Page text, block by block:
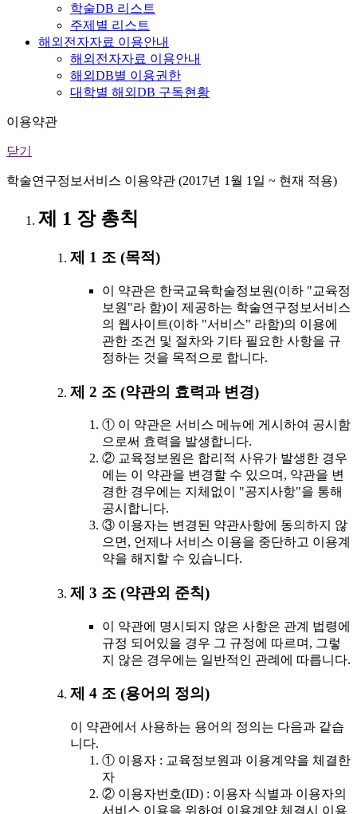
학술DB 리스트
주제별 리스트
해외전자자료 이용안내
해외전자자료 이용안내
해외DB별 이용권한
대학별 해외DB 구독현황
이용약관
닫기
학술연구정보서비스 이용약관 (2017년 1월 1일 ~ 현재 적용)
제 1 장 총칙
제 1 조 (목적)
이 약관은 한국교육학술정보원(이하 "교육정
보원"라 함)이 제공하는 학술연구정보서비스
의 웹사이트(이하 "서비스" 라함)의 이용에
관한 조건 및 절차와 기타 필요한 사항을 규
정하는 것을 목적으로 합니다.
제 2 조 (약관의 효력과 변경)
① 이 약관은 서비스 메뉴에 게시하여 공시함
으로써 효력을 발생합니다.
② 교육정보원은 합리적 사유가 발생한 경우
에는 이 약관을 변경할 수 있으며, 약관을 변
경한 경우에는 지체없이 "공지사항"을 통해
공시합니다.
③ 이용자는 변경된 약관사항에 동의하지 않
으면, 언제나 서비스 이용을 중단하고 이용계
약을 해지할 수 있습니다.
제 3 조 (약관외 준칙)
이 약관에 명시되지 않은 사항은 관계 법령에
규정 되어있을 경우 그 규정에 따르며, 그렇
지 않은 경우에는 일반적인 관례에 따릅니다.
제 4 조 (용어의 정의)
이 약관에서 사용하는 용어의 정의는 다음과 같습
니다.
① 이용자 : 교육정보원과 이용계약을 체결한
자
② 이용자번호(ID) : 이용자 식별과 이용자의
서비스 이용을 위하여 이용계약 체결시 이용